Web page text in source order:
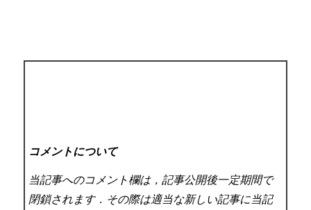
コメントについて
当記事へのコメント欄は，記事公開後一定期間で
閉鎖されます．その際は適当な新しい記事に当記